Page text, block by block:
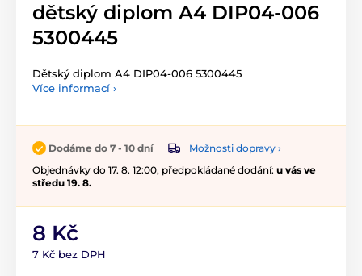
dětský diplom A4 DIP04-006
5300445
Dětský diplom A4 DIP04-006 5300445
Více informací ›
Dodáme do 7 - 10 dní
Možnosti dopravy ›
Objednávky do 17. 8. 12:00, předpokládané dodání: u vás ve
středu 19. 8.
8 Kč
7 Kč bez DPH